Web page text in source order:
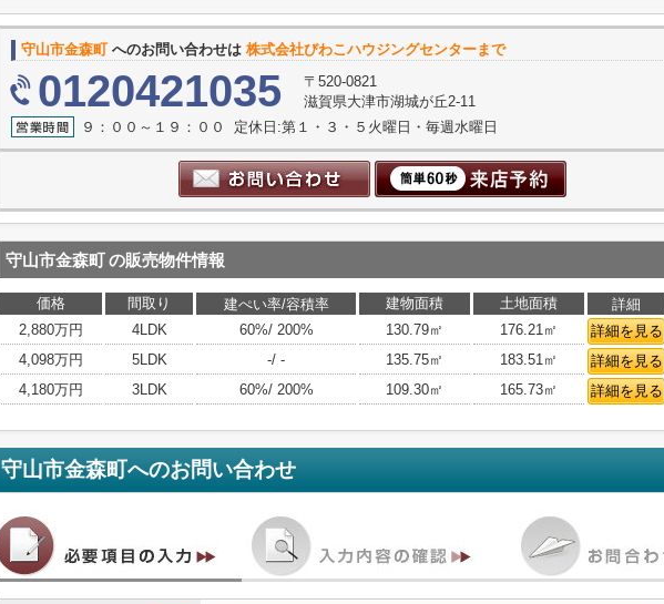
守山市金森町へのお問い合わせは 株式会社びわこハウジングセンターまで
0120421035
〒520-0821
滋賀県大津市湖城が丘2-11
９：００～１９：００ 定休日:第１・３・５火曜日・毎週水曜日
守山市金森町の販売物件情報
価格 間取り 建ぺい率/容積率 建物面積 土地面積 詳細
2,880万円
4LDK 60%/ 200% 130.79㎡ 176.21㎡ 詳細を見る
4,098万円
5LDK -/ - 135.75㎡ 183.51㎡ 詳細を見る
4,180万円
3LDK 60%/ 200% 109.30㎡ 165.73㎡ 詳細を見る
守山市金森町へのお問い合わせ